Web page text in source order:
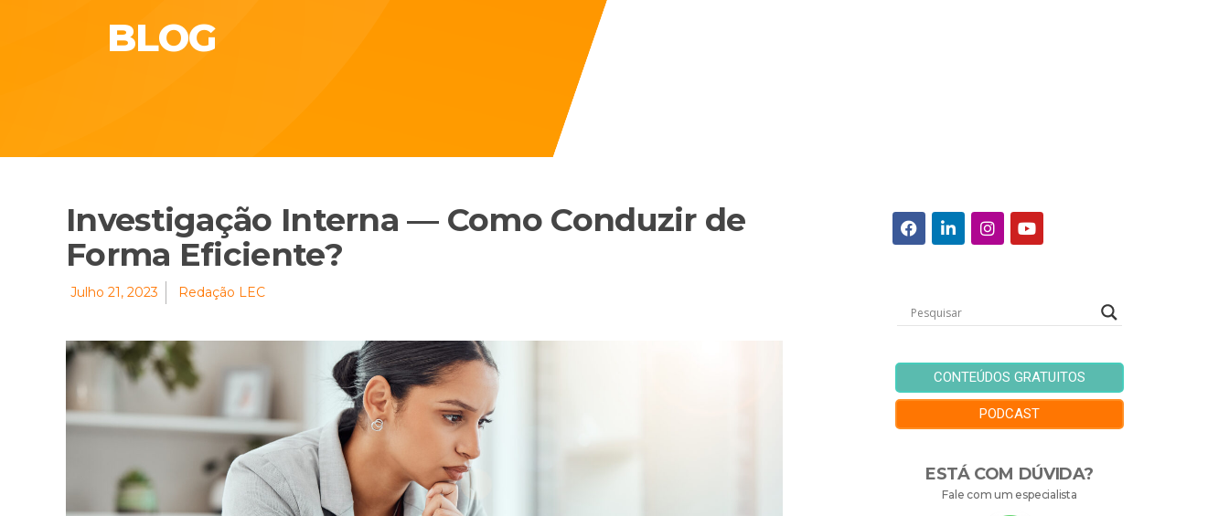
BLOG
Investigação Interna — Como Conduzir de
Forma Eficiente?
Julho 21, 2023 Redação LEC
CONTEÚDOS GRATUITOS
PODCAST
ESTÁ COM DÚVIDA?
Fale com um especialista